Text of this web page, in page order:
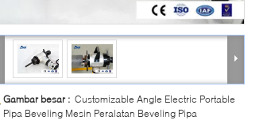
Gambar besar : Customizable Angle Electric Portable
Pipa Beveling Mesin Peralatan Beveling Pipa